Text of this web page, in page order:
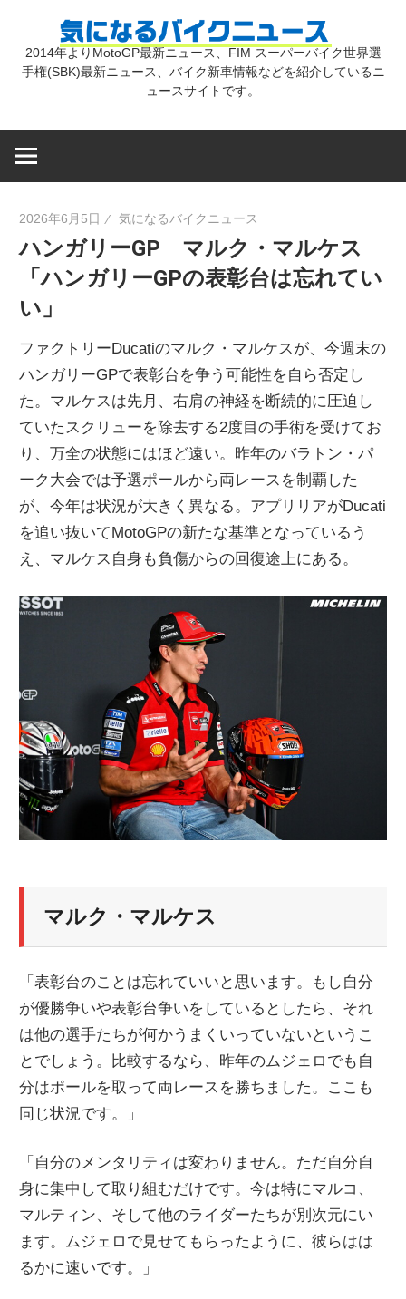
気
バ
ク
ニ
ュ
ー
ス
2014年よりMotoGP最新ニュース、FIM スーパーバイク世界選
手権(SBK)最新ニュース、バイク新車情報などを紹介しているニ
ュースサイトです。
2026年6月5日 気になるバイクニュース
ハンガリーGP マルク・マルケス
「ハンガリーGPの表彰台は忘れてい
い」
ファクトリーDucatiのマルク・マルケスが、今週末の
ハンガリーGPで表彰台を争う可能性を自ら否定し
た。マルケスは先月、右肩の神経を断続的に圧迫し
ていたスクリューを除去する2度目の手術を受けてお
り、万全の状態にはほど遠い。昨年のバラトン・パ
ーク大会では予選ポールから両レースを制覇した
が、今年は状況が大きく異なる。アプリリアがDucati
を追い抜いてMotoGPの新たな基準となっているう
え、マルケス自身も負傷からの回復途上にある。
マルク・マルケス
「表彰台のことは忘れていいと思います。もし自分
が優勝争いや表彰台争いをしているとしたら、それ
は他の選手たちが何かうまくいっていないというこ
とでしょう。比較するなら、昨年のムジェロでも自
分はポールを取って両レースを勝ちました。ここも
同じ状況です。」
「自分のメンタリティは変わりません。ただ自分自
身に集中して取り組むだけです。今は特にマルコ、
マルティン、そして他のライダーたちが別次元にい
ます。ムジェロで見せてもらったように、彼らはは
るかに速いです。」